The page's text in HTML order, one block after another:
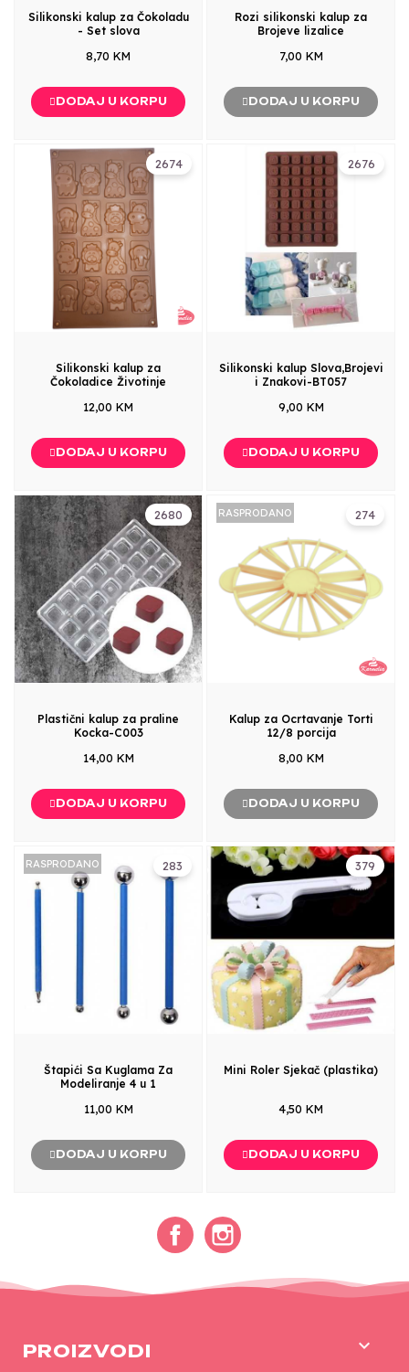
Silikonski kalup za Čokoladu
- Set slova
8,70 KM
DODAJ U KORPU
Rozi silikonski kalup za
Brojeve lizalice
7,00 KM
DODAJ U KORPU
2674
Silikonski kalup za
Čokoladice Životinje
12,00 KM
DODAJ U KORPU
2676
Silikonski kalup Slova,Brojevi
i Znakovi-BT057
9,00 KM
DODAJ U KORPU
2680
Plastični kalup za praline
Kocka-C003
14,00 KM
DODAJ U KORPU
274
RASPRODANO
Kalup za Ocrtavanje Torti
12/8 porcija
8,00 KM
DODAJ U KORPU
283
RASPRODANO
Štapići Sa Kuglama Za
Modeliranje 4 u 1
11,00 KM
DODAJ U KORPU
379
Mini Roler Sjekač (plastika)
4,50 KM
DODAJ U KORPU
Facebook
PROIZVODI 